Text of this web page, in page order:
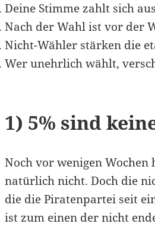
Deine Stimme zahlt sich aus
Nach der Wahl ist vor der
Nicht-Wähler stärken die
Wer unehrlich wählt,
1) 5% sind
Noch vor wenigen Wochen
natürlich nicht. Doch die
die die Piratenpartei seit
ist zum einen der nicht